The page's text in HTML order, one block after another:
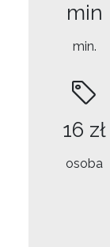
min
min.
16 zł
osoba